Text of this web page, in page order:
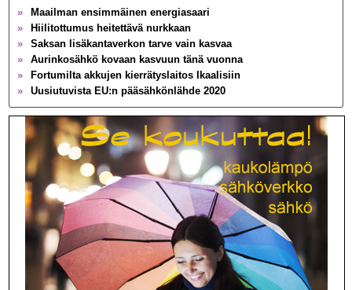
»
Maailman ensimmäinen energiasaari
»
Hiilitottumus heitettävä nurkkaan
»
Saksan lisäkantaverkon tarve vain kasvaa
»
Aurinkosähkö kovaan kasvuun tänä vuonna
»
Fortumilta akkujen kierrätyslaitos Ikaalisiin
»
Uusiutuvista EU:n pääsähkönlähde 2020
»
Brittien toinen siirtoyhteys Ranskaan valmis
Globaali sähkönkäyttö tuplaksi 2050 mennessä
Ydinvoima jakaa taas Ruotsia
Portugalissa hiili ulos sähköntuotannosta